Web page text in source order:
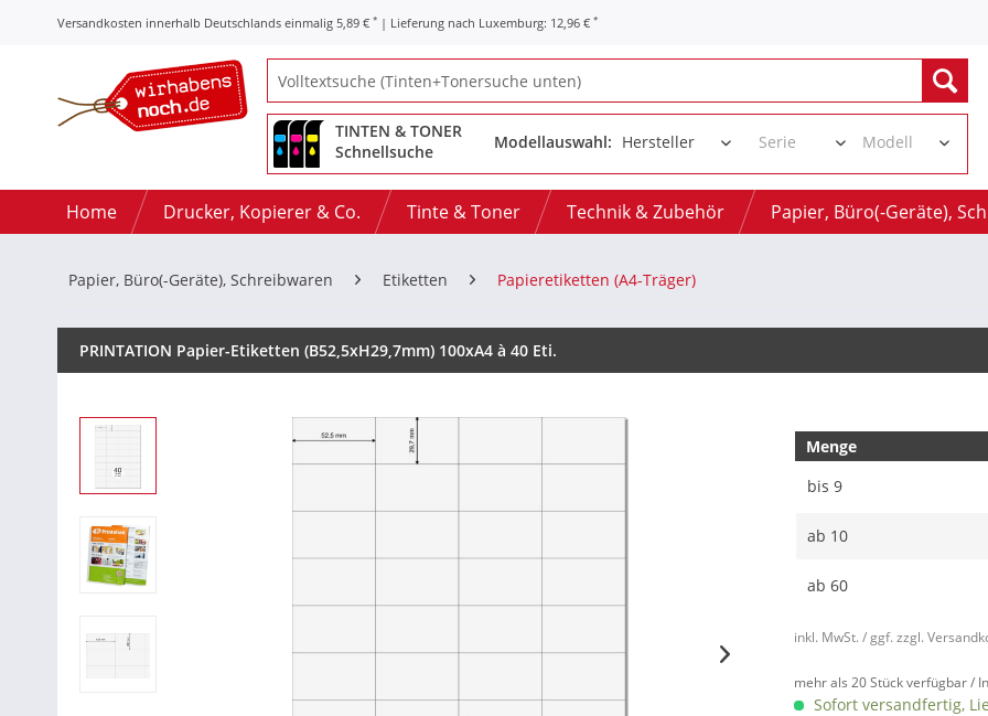
Versandkosten innerhalb Deutschlands einmalig 5,89 € * | Lieferung nach Luxemburg: 12,96 € *
TINTEN & TONER
Schnellsuche
Modellauswahl:
Home Drucker, Kopierer & Co. Tinte & Toner Technik & Zubehör Papier, Büro(-Geräte),
Papier, Büro(-Geräte), Schreibwaren Etiketten Papieretiketten (A4-Träger)
PRINTATION Papier-Etiketten (B52,5xH29,7mm) 100xA4 à 40 Eti.
Menge
bis 9
ab 10
ab 60
inkl. MwSt. / ggf. zzgl.
mehr als 20 Stück verfügbar /
Sofort versandfertig,